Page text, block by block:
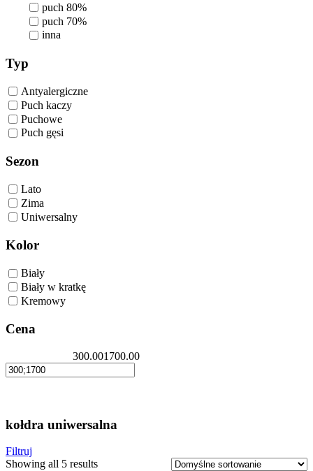
puch 80%
puch 70%
inna
Typ
Antyalergiczne
Puch kaczy
Puchowe
Puch gęsi
Sezon
Lato
Zima
Uniwersalny
Kolor
Biały
Biały w kratkę
Kremowy
Cena
300.001700.00
kołdra uniwersalna
Filtruj
Showing all 5 results